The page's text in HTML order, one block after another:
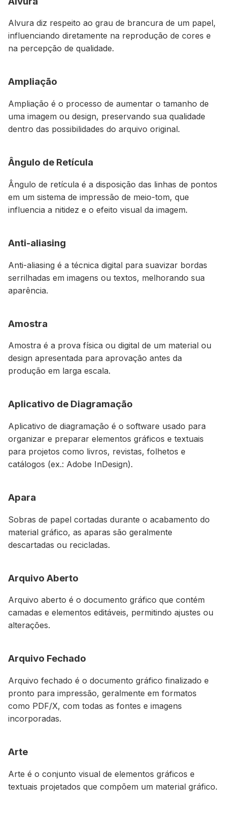
Alvura diz respeito ao grau de brancura de um papel,
influenciando diretamente na reprodução de cores e
na percepção de qualidade.
Ampliação
Ampliação é o processo de aumentar o tamanho de
uma imagem ou design, preservando sua qualidade
dentro das possibilidades do arquivo original.
Ângulo de Retícula
Ângulo de retícula é a disposição das linhas de pontos
em um sistema de impressão de meio-tom, que
influencia a nitidez e o efeito visual da imagem.
Anti-aliasing
Anti-aliasing é a técnica digital para suavizar bordas
serrilhadas em imagens ou textos, melhorando sua
aparência.
Amostra
Amostra é a prova física ou digital de um material ou
design apresentada para aprovação antes da
produção em larga escala.
Aplicativo de Diagramação
Aplicativo de diagramação é o software usado para
organizar e preparar elementos gráficos e textuais
para projetos como livros, revistas, folhetos e
catálogos (ex.: Adobe InDesign).
Apara
Sobras de papel cortadas durante o acabamento do
material gráfico, as aparas são geralmente
descartadas ou recicladas.
Arquivo Aberto
Arquivo aberto é o documento gráfico que contém
camadas e elementos editáveis, permitindo ajustes ou
alterações.
Arquivo Fechado
Arquivo fechado é o documento gráfico finalizado e
pronto para impressão, geralmente em formatos
como PDF/X, com todas as fontes e imagens
incorporadas.
Arte
Arte é o conjunto visual de elementos gráficos e
textuais projetados que compõem um material gráfico.